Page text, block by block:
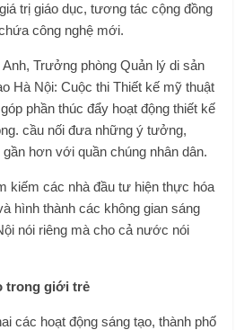
trị giáo dục, tương tác cộng đồng
công nghệ mới.
Trưởng phòng Quản lý di sản
Hà Nội: Cuộc thi Thiết kế mỹ thuật
phần thúc đẩy hoạt động thiết kế
cầu nối đưa những ý tưởng,
hơn với quần chúng nhân dân.
kiếm các nhà đầu tư hiện thực hóa
hình thành các không gian sáng
nói riêng mà cho cả nước nói
trong giới trẻ
các hoạt động sáng tạo, thành phố